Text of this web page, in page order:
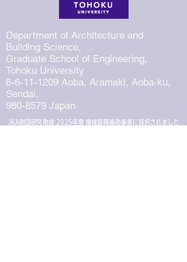
Department of Architecture and
Building Science,
Graduate School of Engineering,
Tohoku University
6-6-11-1209 Aoba, Aramaki, Aoba-ku,
Sendai,
980-8579 Japan
​JKA財団研究助成 2025年度 機械振興補助事業に採択されました